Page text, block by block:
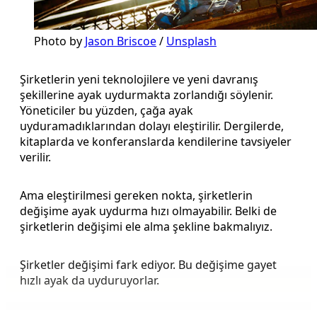
Photo by Jason Briscoe / Unsplash
Şirketlerin yeni teknolojilere ve yeni davranış
şekillerine ayak uydurmakta zorlandığı söylenir.
Yöneticiler bu yüzden, çağa ayak
uyduramadıklarından dolayı eleştirilir. Dergilerde,
kitaplarda ve konferanslarda kendilerine tavsiyeler
verilir.
Ama eleştirilmesi gereken nokta, şirketlerin
değişime ayak uydurma hızı olmayabilir. Belki de
şirketlerin değişimi ele alma şekline bakmalıyız.
Şirketler değişimi fark ediyor. Bu değişime gayet
hızlı ayak da uyduruyorlar.